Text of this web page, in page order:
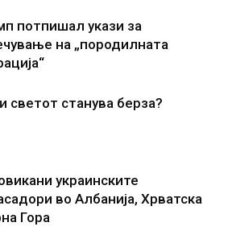
потпишал укази за
на „породилната
светот станува берза?
украинските
во Албанија, Хрватска
Гора